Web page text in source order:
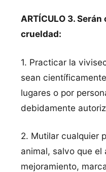
ARTÍCULO 3.
crueldad:
1. Practicar la
sean
lugares o por
debidamente
2. Mutilar cualquier
animal, salvo que
mejoramiento,